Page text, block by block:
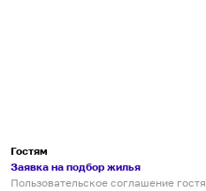
Гостям
Заявка на подбор жилья
Пользовательское соглашение гостя